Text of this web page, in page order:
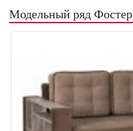
Модельный ряд Фостер